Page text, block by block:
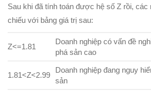
Sau khi đã tính toán được hệ số Z rồi, các
chiếu với bảng giá trị sau:
Z<=1.81​
Doanh nghiệp có vấn đề
phá sản cao
1.81<Z<2.99​
Doanh nghiệp đang nguy
sản